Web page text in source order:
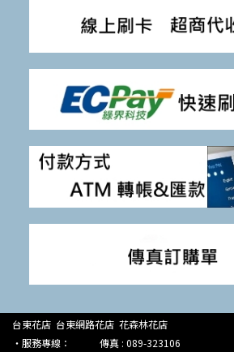
台東花店 台東網路花店 花森林花店
‧服務專線： 傳真 : 089-323106